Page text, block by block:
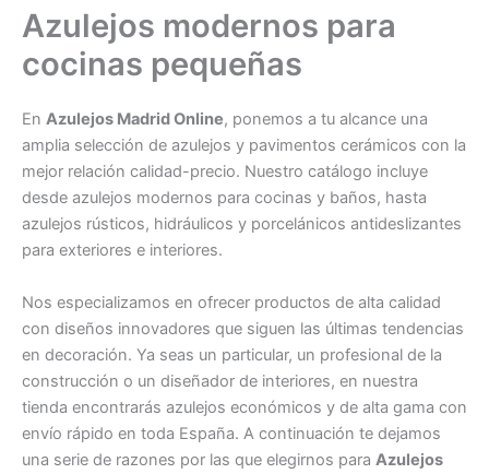
Azulejos modernos para
cocinas pequeñas
En Azulejos Madrid Online, ponemos a tu alcance una
amplia selección de azulejos y pavimentos cerámicos con la
mejor relación calidad-precio. Nuestro catálogo incluye
desde azulejos modernos para cocinas y baños, hasta
azulejos rústicos, hidráulicos y porcelánicos antideslizantes
para exteriores e interiores.
Nos especializamos en ofrecer productos de alta calidad
con diseños innovadores que siguen las últimas tendencias
en decoración. Ya seas un particular, un profesional de la
construcción o un diseñador de interiores, en nuestra
tienda encontrarás azulejos económicos y de alta gama con
envío rápido en toda España. A continuación te dejamos
una serie de razones por las que elegirnos para Azulejos